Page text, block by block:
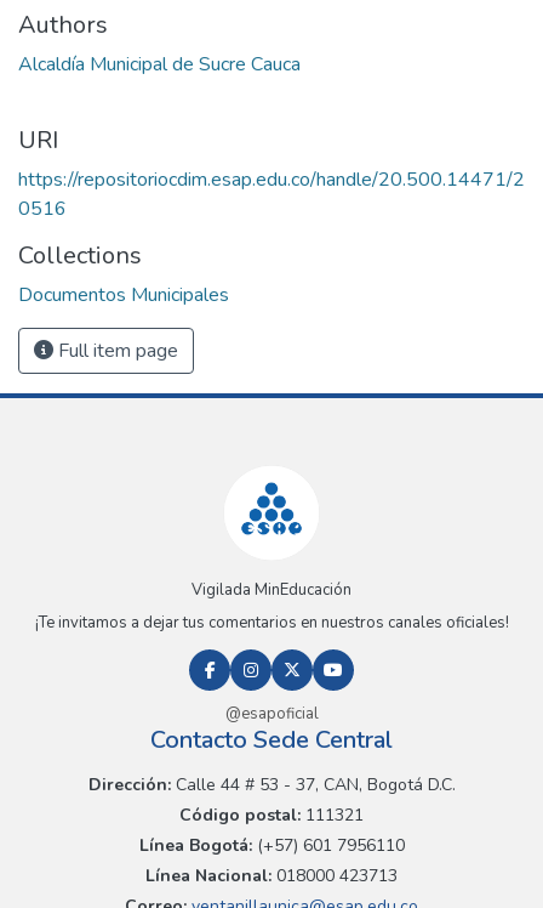
Authors
Alcaldía Municipal de Sucre Cauca
URI
https://repositoriocdim.esap.edu.co/handle/20.500.14471/2
0516
Collections
Documentos Municipales
Full item page
Vigilada MinEducación
¡Te invitamos a dejar tus comentarios en nuestros canales oficiales!
@esapoficial
Contacto Sede Central
Dirección:Calle 44 # 53 - 37, CAN, Bogotá D.C.
Código postal: 111321
Línea Bogotá:(+57) 601 7956110
Línea Nacional: 018000 423713